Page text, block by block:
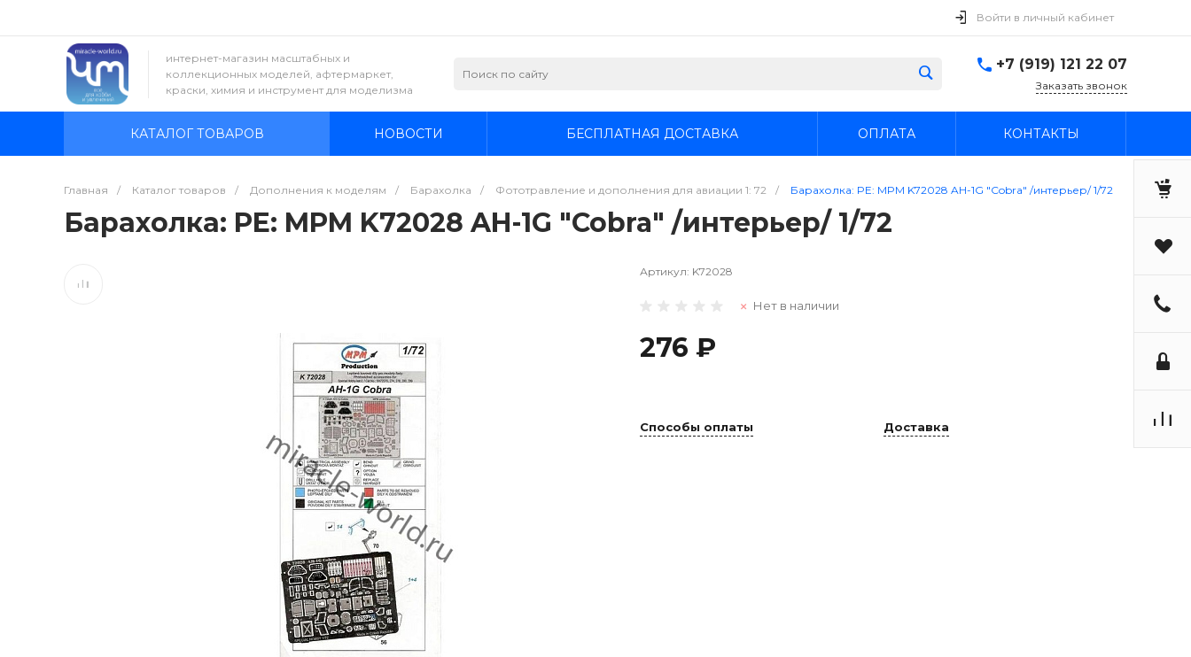
Войти в личный кабинет
интернет-магазин масштабных и
коллекционных моделей, афтермаркет,
краски, химия и инструмент для моделизма
+7 (919) 121 22 07
Заказать звонок
КАТАЛОГ ТОВАРОВ НОВОСТИ БЕСПЛАТНАЯ ДОСТАВКА ОПЛАТА КОНТАКТЫ
Главная / Каталог товаров / Дополнения к моделям / Барахолка / Фототравление и дополнения для авиации 1: 72 / Барахолка: PE: MPM K72028 AH-1G "Cobra" /интерьер/ 1/72
Барахолка: PE: MPM K72028 AH-1G "Cobra" /интерьер/ 1/72
Артикул: K72028
Нет в наличии
276 ₽
Способы оплаты Доставка